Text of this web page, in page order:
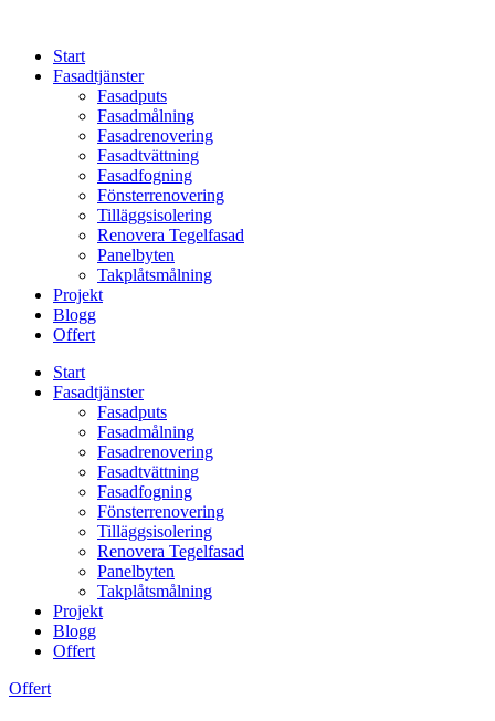
contentStart
Fasadtjänster
Fasadputs
Fasadmålning
Fasadrenovering
Fasadtvättning
Fasadfogning
Fönsterrenovering
Tilläggsisolering
Renovera Tegelfasad
Panelbyten
Takplåtsmålning
Projekt
Blogg
Offert
Start
Fasadtjänster
Fasadputs
Fasadmålning
Fasadrenovering
Fasadtvättning
Fasadfogning
Fönsterrenovering
Tilläggsisolering
Renovera Tegelfasad
Panelbyten
Takplåtsmålning
Projekt
Blogg
Offert
Offert